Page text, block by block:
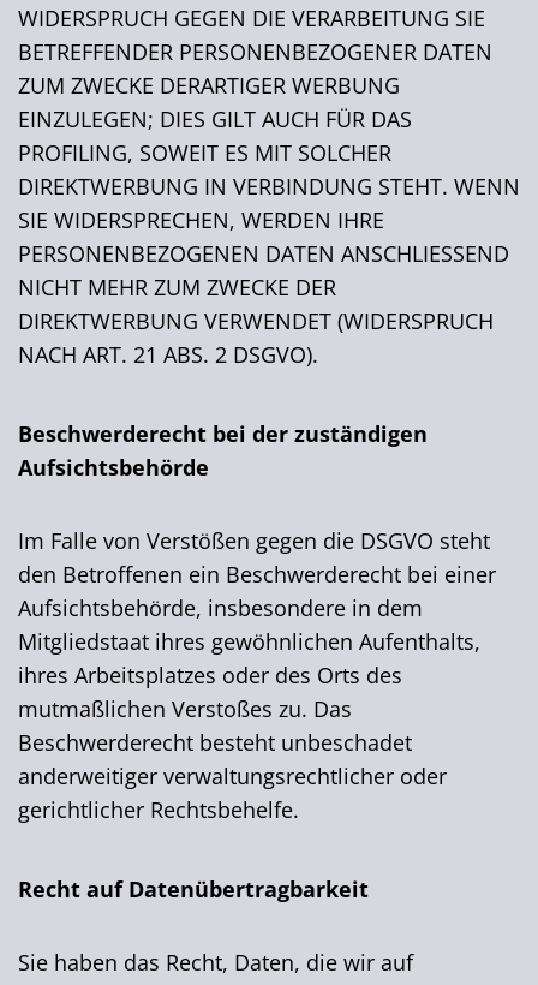
WIDERSPRUCH GEGEN DIE VERARBEITUNG SIE
BETREFFENDER PERSONENBEZOGENER DATEN
ZUM ZWECKE DERARTIGER WERBUNG
EINZULEGEN; DIES GILT AUCH FÜR DAS
PROFILING, SOWEIT ES MIT SOLCHER
DIREKTWERBUNG IN VERBINDUNG STEHT. WENN
SIE WIDERSPRECHEN, WERDEN IHRE
PERSONENBEZOGENEN DATEN ANSCHLIESSEND
NICHT MEHR ZUM ZWECKE DER
DIREKTWERBUNG VERWENDET (WIDERSPRUCH
NACH ART. 21 ABS. 2 DSGVO).
Beschwerde­recht bei der zuständigen
Aufsichts­behörde
Im Falle von Verstößen gegen die DSGVO steht
den Betroffenen ein Beschwerderecht bei einer
Aufsichtsbehörde, insbesondere in dem
Mitgliedstaat ihres gewöhnlichen Aufenthalts,
ihres Arbeitsplatzes oder des Orts des
mutmaßlichen Verstoßes zu. Das
Beschwerderecht besteht unbeschadet
anderweitiger verwaltungsrechtlicher oder
gerichtlicher Rechtsbehelfe.
Recht auf Daten­übertrag­barkeit
Sie haben das Recht, Daten, die wir auf